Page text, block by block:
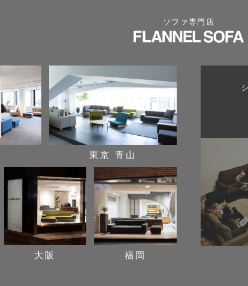
ソファ専門店
東京 青山
大阪 福岡